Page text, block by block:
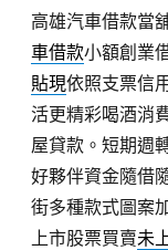
高雄汽車借款當
車借款小額創業
貼現依照支票信
活更精彩喝酒消
屋貸款。短期週
好夥伴資金隨借
街多種款式圖案
上市股票買賣未